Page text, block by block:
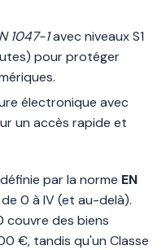
1047-1avec niveaux S1
pour protéger
électronique avec
un accès rapide et
par la norme EN
0 à IV (et au-delà).
couvre des biens
€, tandis qu'un Classe